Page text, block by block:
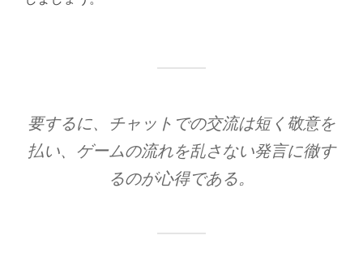
要するに、チャットでの交流は短く敬意を
払い、ゲームの流れを乱さない発言に徹す
るのが心得である。